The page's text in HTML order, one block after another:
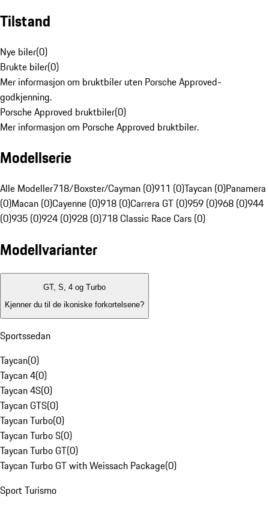
Tilstand
Nye biler(0)
Brukte biler(0)
Mer informasjon om bruktbiler uten Porsche Approved-
godkjenning.
Porsche Approved bruktbiler(0)
Mer informasjon om Porsche Approved bruktbiler.
Modellserie
Alle Modeller718/Boxster/Cayman (0)911 (0)Taycan (0)Panamera
(0)Macan (0)Cayenne (0)918 (0)Carrera GT (0)959 (0)968 (0)944
(0)935 (0)924 (0)928 (0)718 Classic Race Cars (0)
Modellvarianter
GT, S, 4 og Turbo
Kjenner du til de ikoniske forkortelsene?
Sportssedan
Taycan(0)
Taycan 4(0)
Taycan 4S(0)
Taycan GTS(0)
Taycan Turbo(0)
Taycan Turbo S(0)
Taycan Turbo GT(0)
Taycan Turbo GT with Weissach Package(0)
Sport Turismo